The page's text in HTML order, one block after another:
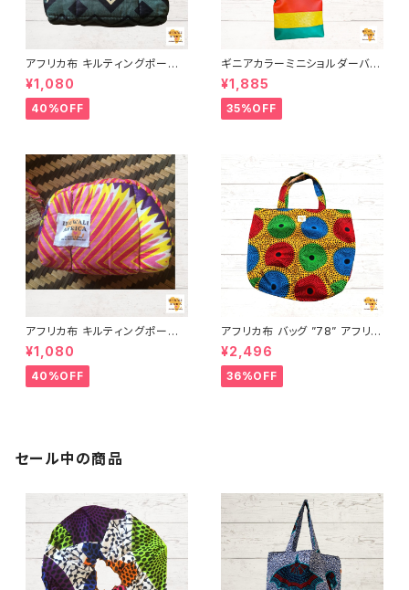
アフリカ布 キルティングポーチ
アフリカンプリント パーニュ カ
ンガ キテンゲ トートバッグ エコ
バッグ ギニア フェアトレード IN
UWALIAFRICA
¥1,080
40%OFF
ギニアカラーミニショルダーバッ
グ INUWALIAFRICA
¥1,885
35%OFF
アフリカ布 キルティングポーチ
アフリカンプリント パーニュ カ
ンガ キテンゲ トートバッグ エコ
バッグ ギニア フェアトレード IN
UWALIAFRICA
¥1,080
40%OFF
アフリカ布 バッグ ”78” アフリカ
ンプリント パーニュ カンガ キテ
ンゲ トートバッグ エコバッグ ギ
ニア フェアトレード INUWALIA
FRICA
¥2,496
36%OFF
セール中の商品